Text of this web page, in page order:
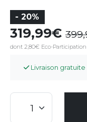
- 20%
319,99
dont 2,80€ Eco-
Livraison gratuite